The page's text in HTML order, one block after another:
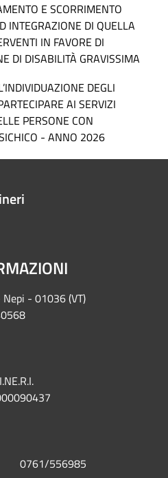
E SCORRIMENTO
INTEGRAZIONE DI QUELLA
IN FAVORE DI
DI DISABILITÀ GRAVISSIMA
DEGLI
AI SERVIZI
PERSONE CON
- ANNO 2026
- 01036 (VT)
0761/556985